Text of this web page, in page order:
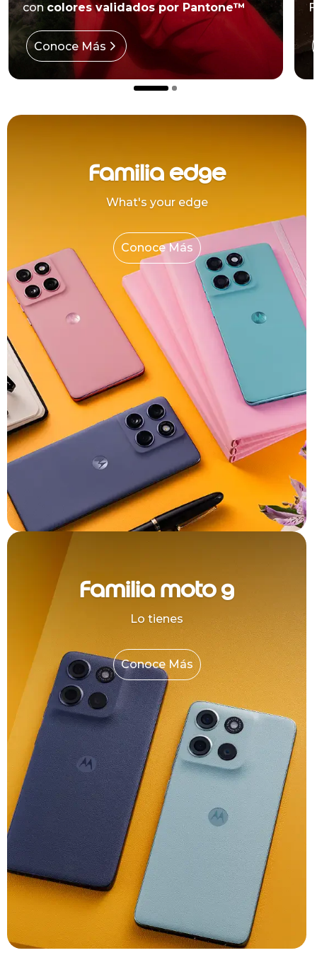
con colores validados por Pantone™
Conoce Más
Familia edge
What's your edge
Conoce Más
Familia moto g
Lo tienes
Conoce Más